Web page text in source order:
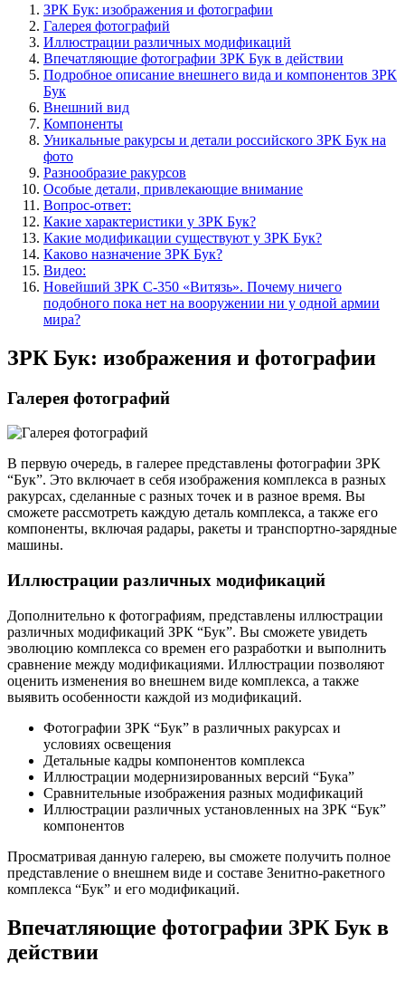
ЗРК Бук: изображения и фотографии
Галерея фотографий
Иллюстрации различных модификаций
Впечатляющие фотографии ЗРК Бук в действии
Подробное описание внешнего вида и компонентов ЗРК
Бук
Внешний вид
Компоненты
Уникальные ракурсы и детали российского ЗРК Бук на
фото
Разнообразие ракурсов
Особые детали, привлекающие внимание
Вопрос-ответ:
Какие характеристики у ЗРК Бук?
Какие модификации существуют у ЗРК Бук?
Каково назначение ЗРК Бук?
Видео:
Новейший ЗРК С-350 «Витязь». Почему ничего
подобного пока нет на вооружении ни у одной армии
мира?
ЗРК Бук: изображения и фотографии
Галерея фотографий
В первую очередь, в галерее представлены фотографии ЗРК
“Бук”. Это включает в себя изображения комплекса в разных
ракурсах, сделанные с разных точек и в разное время. Вы
сможете рассмотреть каждую деталь комплекса, а также его
компоненты, включая радары, ракеты и транспортно-зарядные
машины.
Иллюстрации различных модификаций
Дополнительно к фотографиям, представлены иллюстрации
различных модификаций ЗРК “Бук”. Вы сможете увидеть
эволюцию комплекса со времен его разработки и выполнить
сравнение между модификациями. Иллюстрации позволяют
оценить изменения во внешнем виде комплекса, а также
выявить особенности каждой из модификаций.
Фотографии ЗРК “Бук” в различных ракурсах и
условиях освещения
Детальные кадры компонентов комплекса
Иллюстрации модернизированных версий “Бука”
Сравнительные изображения разных модификаций
Иллюстрации различных установленных на ЗРК “Бук”
компонентов
Просматривая данную галерею, вы сможете получить полное
представление о внешнем виде и составе Зенитно-ракетного
комплекса “Бук” и его модификаций.
Впечатляющие фотографии ЗРК Бук в
действии